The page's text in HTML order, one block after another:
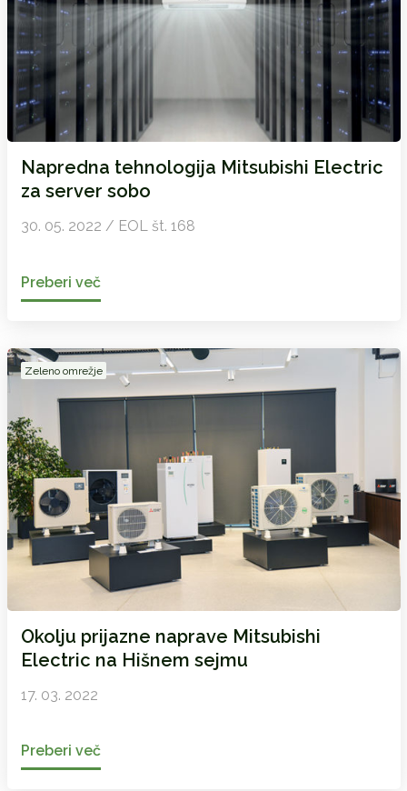
Napredna tehnologija Mitsubishi Electric
za server sobo
30. 05. 2022 / EOL št. 168
Preberi več
Zeleno omrežje
Okolju prijazne naprave Mitsubishi
Electric na Hišnem sejmu
17. 03. 2022
Preberi več